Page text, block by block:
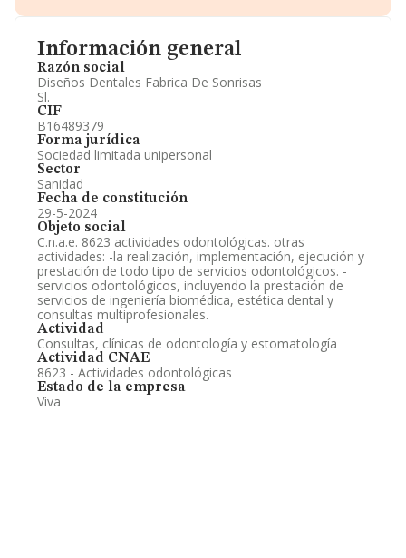
Información general
Razón social
Diseños Dentales Fabrica De Sonrisas
Sl.
CIF
B16489379
Forma jurídica
Sociedad limitada unipersonal
Sector
Sanidad
Fecha de constitución
29-5-2024
Objeto social
C.n.a.e. 8623 actividades odontológicas. otras
actividades: -la realización, implementación, ejecución y
prestación de todo tipo de servicios odontológicos. -
servicios odontológicos, incluyendo la prestación de
servicios de ingeniería biomédica, estética dental y
consultas multiprofesionales.
Actividad
Consultas, clínicas de odontología y estomatología
Actividad CNAE
8623 - Actividades odontológicas
Estado de la empresa
Viva
Accionistas.
Artículos de prensa publicados sobre la empresa.
Información oficial y registral complementaria.